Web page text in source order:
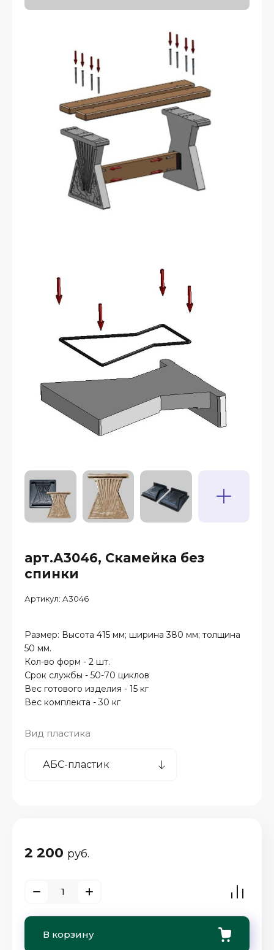
арт.А3046, Скамейка без
спинки
Артикул: А3046
Размер: Высота 415 мм; ширина 380 мм; толщина
50 мм.
Кол-во форм - 2 шт.
Срок службы - 50-70 циклов
Вес готового изделия - 15 кг
Вес комплекта - 30 кг
Вид пластика
2 200 руб.
В корзину